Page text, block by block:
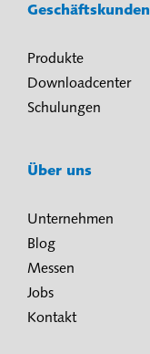
Geschäftskunden
Produkte
Downloadcenter
Schulungen
Über uns
Unternehmen
Blog
Messen
Jobs
Kontakt